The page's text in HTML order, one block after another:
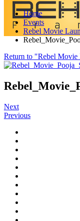
Categories
Tags Home
Events
Rebel Movie
Return to "Rebel Movie
Next
Previous